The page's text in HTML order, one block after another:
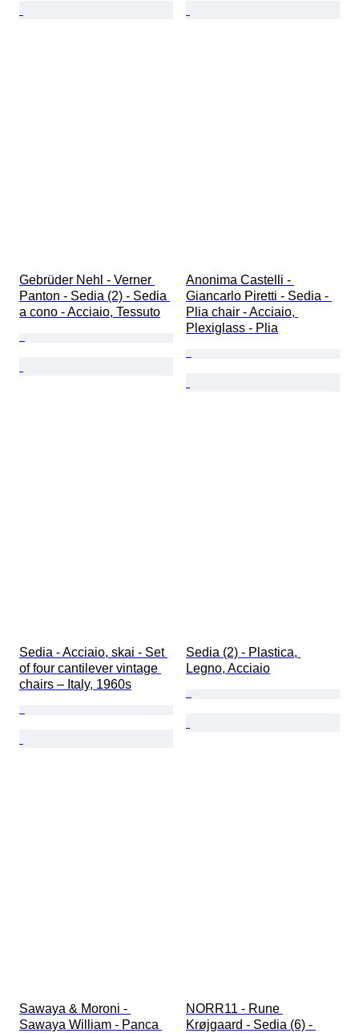
Gebrüder Nehl - Verner
Panton - Sedia (2) - Sedia
a cono - Acciaio, Tessuto
Anonima Castelli -
Giancarlo Piretti - Sedia -
Plia chair - Acciaio,
Plexiglass - Plia
Sedia - Acciaio, skai - Set
of four cantilever vintage
chairs – Italy, 1960s
Sedia (2) - Plastica,
Legno, Acciaio
Sawaya & Moroni -
Sawaya William - Panca
NORR11 - Rune
Krøjgaard - Sedia (6) -